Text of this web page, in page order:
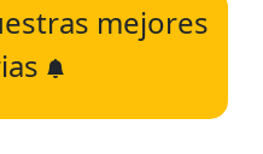
mejores